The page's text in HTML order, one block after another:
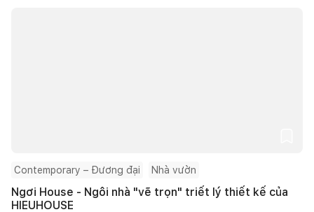
Contemporary – Đương đại Nhà vườn
Ngơi House - Ngôi nhà "vẽ trọn" triết lý thiết kế của
HIEUHOUSE